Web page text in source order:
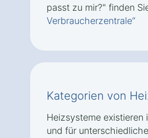
passt zu mir?" finden
Verbraucherzentrale“
Kategorien von
Heizsysteme
und für